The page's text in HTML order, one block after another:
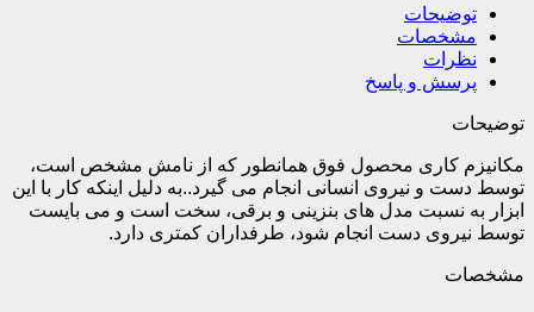
توضیحات
مشخصات
نظرات
پرسش و پاسخ
توضیحات
مکانیزم کاری محصول فوق همانطور که از نامش مشخص است،
توسط دست و نیروی انسانی انجام می گیرد..به دلیل اینکه کار با این
ابزار به نسبت مدل های بنزینی و برقی، سخت است و می بایست
توسط نیروی دست انجام شود، طرفداران کمتری دارد.
مشخصات